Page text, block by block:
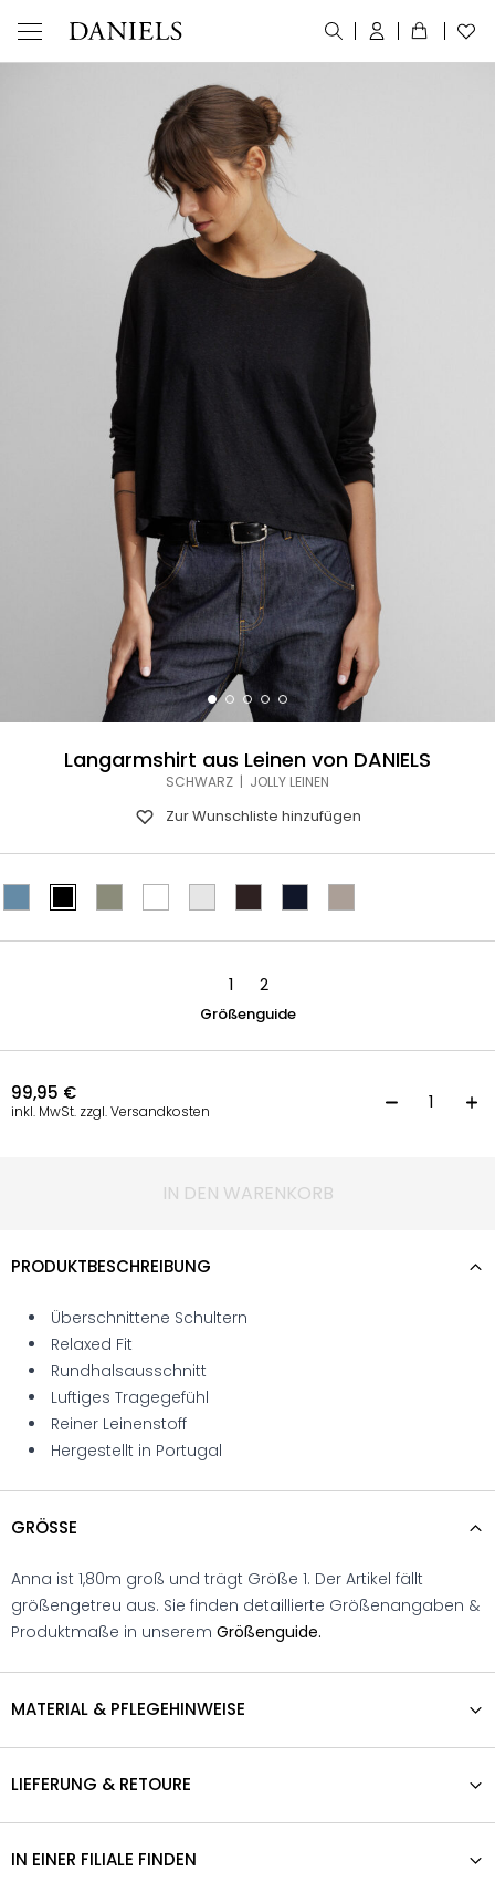
Langarmshirt aus Leinen von DANIELS
SCHWARZ | JOLLY LEINEN
Zur Wunschliste hinzufügen
1 2
Größenguide
99,95 €
inkl. MwSt. zzgl. Versandkosten
IN DEN WARENKORB
PRODUKTBESCHREIBUNG
Überschnittene Schultern
Relaxed Fit
Rundhalsausschnitt
Luftiges Tragegefühl
Reiner Leinenstoff
Hergestellt in Portugal
GRÖSSE
Anna ist 1,80m groß und trägt Größe 1. Der Artikel fällt
größengetreu aus. Sie finden detaillierte Größenangaben &
Produktmaße in unserem Größenguide.
MATERIAL & PFLEGEHINWEISE
LIEFERUNG & RETOURE
IN EINER FILIALE FINDEN